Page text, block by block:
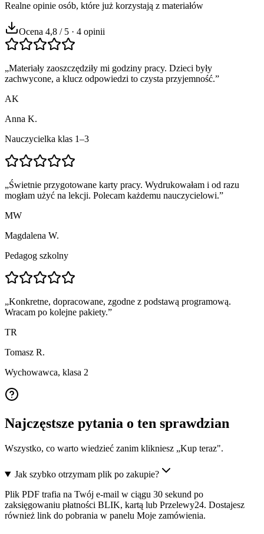
Realne opinie osób, które już korzystają z materiałów
Ocena 4,8 / 5 · 4 opinii
„Materiały zaoszczędziły mi godziny pracy. Dzieci były
zachwycone, a klucz odpowiedzi to czysta przyjemność.”
AK
Anna K.
Nauczycielka klas 1–3
„Świetnie przygotowane karty pracy. Wydrukowałam i od razu
mogłam użyć na lekcji. Polecam każdemu nauczycielowi.”
MW
Magdalena W.
Pedagog szkolny
„Konkretne, dopracowane, zgodne z podstawą programową.
Wracam po kolejne pakiety.”
TR
Tomasz R.
Wychowawca, klasa 2
Najczęstsze pytania o ten sprawdzian
Wszystko, co warto wiedzieć zanim klikniesz „Kup teraz".
Jak szybko otrzymam plik po zakupie?
Plik PDF trafia na Twój e-mail w ciągu 30 sekund po
zaksięgowaniu płatności BLIK, kartą lub Przelewy24. Dostajesz
również link do pobrania w panelu Moje zamówienia.